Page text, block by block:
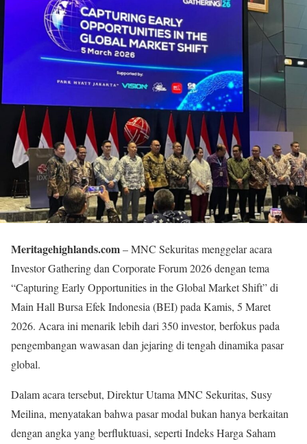
Meritagehighlands.com– MNC Sekuritas menggelar acara
Investor Gathering dan Corporate Forum 2026 dengan tema
“Capturing Early Opportunities in the Global Market Shift” di
Main Hall Bursa Efek Indonesia (BEI) pada Kamis, 5 Maret
2026. Acara ini menarik lebih dari 350 investor, berfokus pada
pengembangan wawasan dan jejaring di tengah dinamika pasar
global.
Dalam acara tersebut, Direktur Utama MNC Sekuritas, Susy
Meilina, menyatakan bahwa pasar modal bukan hanya berkaitan
dengan angka yang berfluktuasi, seperti Indeks Harga Saham